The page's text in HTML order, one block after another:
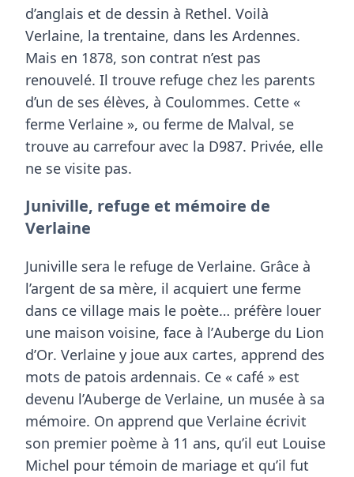
d’anglais et de dessin à Rethel. Voilà
Verlaine, la trentaine, dans les Ardennes.
Mais en 1878, son contrat n’est pas
renouvelé. Il trouve refuge chez les parents
d’un de ses élèves, à Coulommes. Cette «
ferme Verlaine », ou ferme de Malval, se
trouve au carrefour avec la D987. Privée, elle
ne se visite pas.
Juniville, refuge et mémoire de
Verlaine
Juniville sera le refuge de Verlaine. Grâce à
l’argent de sa mère, il acquiert une ferme
dans ce village mais le poète… préfère louer
une maison voisine, face à l’Auberge du Lion
d’Or. Verlaine y joue aux cartes, apprend des
mots de patois ardennais. Ce « café » est
devenu l’Auberge de Verlaine, un musée à sa
mémoire. On apprend que Verlaine écrivit
son premier poème à 11 ans, qu’il eut Louise
Michel pour témoin de mariage et qu’il fut